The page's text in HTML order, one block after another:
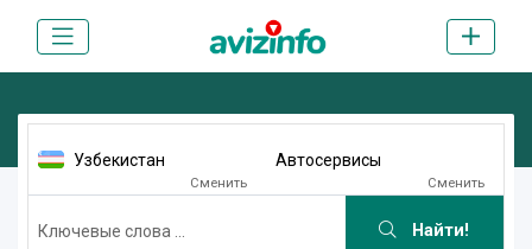
Узбекистан
Сменить
Автосервисы
Сменить
Найти!